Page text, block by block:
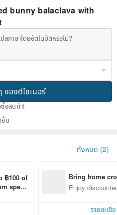
bunny balaclava with
ลภาษาโดยอัตโนมัติหรือไม่?
องดีไซเนอร์
อสินค้า!
อื่น
ทั้งหมด (2)
฿100 of
spen
Bring home
n with ease
Enjoy
รายละเอี